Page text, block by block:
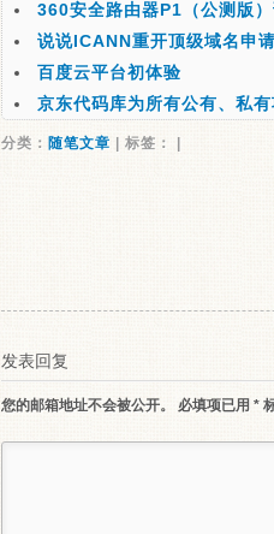
360安全路由器P1（公测版
说说ICANN重开顶级域名申
百度云平台初体验
京东代码库为所有公有、私
分类： 随笔文章 | 标签： |
发表回复
您的邮箱地址不会被公开。 必填项已用 *